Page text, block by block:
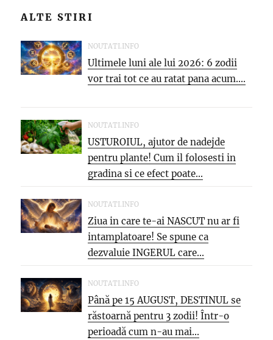
ALTE STIRI
NOUTATI.INFO
Ultimele luni ale lui 2026: 6 zodii
vor trai tot ce au ratat pana acum....
NOUTATI.INFO
USTUROIUL, ajutor de nadejde
pentru plante! Cum il folosesti in
gradina si ce efect poate...
NOUTATI.INFO
Ziua in care te-ai NASCUT nu ar fi
intamplatoare! Se spune ca
dezvaluie INGERUL care...
NOUTATI.INFO
Până pe 15 AUGUST, DESTINUL se
răstoarnă pentru 3 zodii! Într-o
perioadă cum n-au mai...